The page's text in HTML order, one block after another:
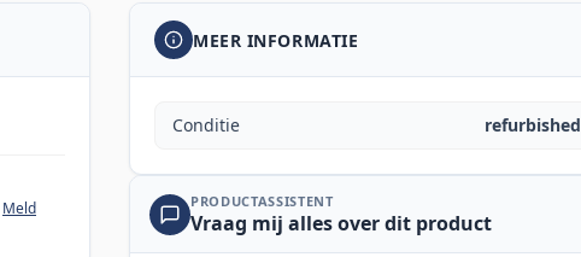
Meld
MEER INFORMATIE
Conditie refurbished
PRODUCTASSISTENT
Vraag mij alles over dit product